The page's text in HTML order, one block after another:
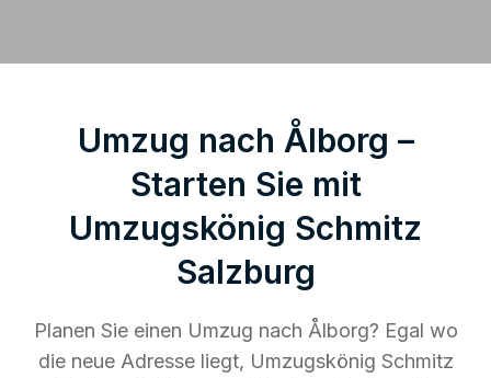
Umzug nach Ålborg –
Starten Sie mit
Umzugskönig Schmitz
Salzburg
Planen Sie einen Umzug nach Ålborg? Egal wo
die neue Adresse liegt, Umzugskönig Schmitz